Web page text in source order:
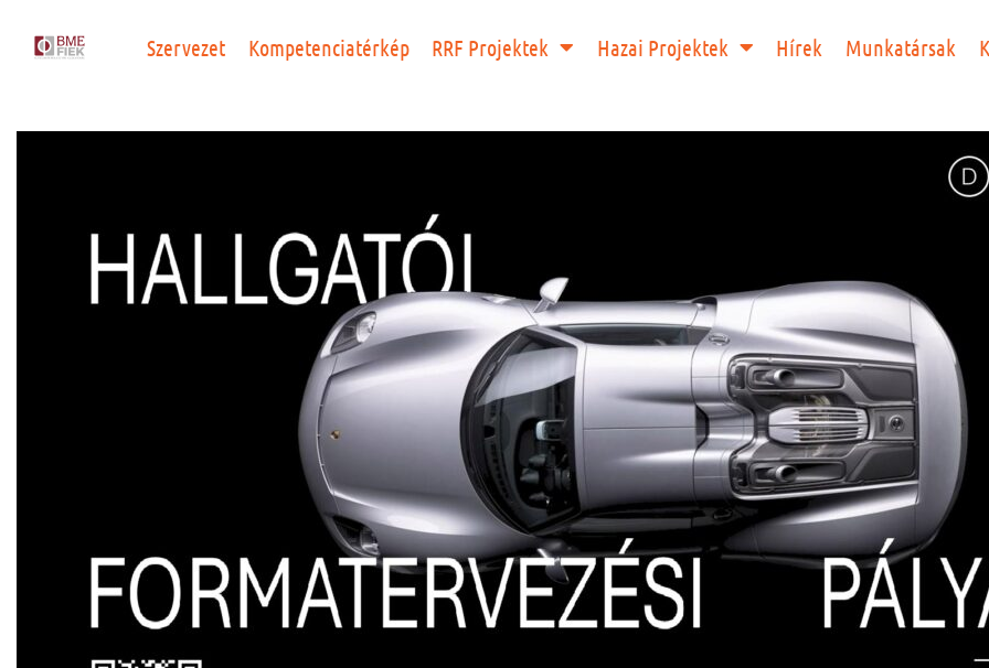
Szervezet Kompetenciatérkép RRF Projektek Hazai Projektek Hírek Munkatársak